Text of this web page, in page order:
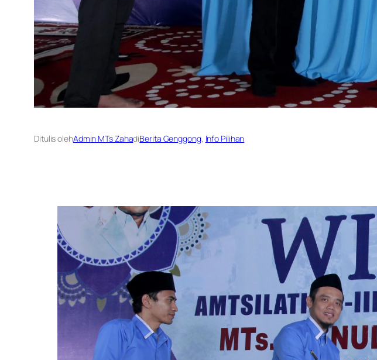
Ditulis olehAdmin MTs ZahadiBerita Genggong, Info Pilihan